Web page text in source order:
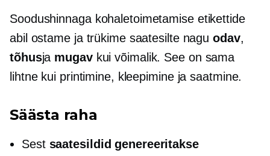
Soodushinnaga kohaletoimetamise etikettide
abil ostame ja trükime saatesilte naguodav,
tõhusja mugavkui võimalik. See on sama
lihtne kui printimine, kleepimine ja saatmine.
Säästa raha
Sest saatesildid genereeritakse